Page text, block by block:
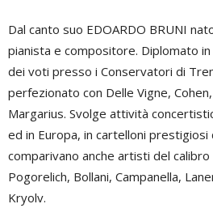
Dal canto suo EDOARDO BRUNI
pianista e compositore. Diplomato
dei voti presso i Conservatori di
perfezionato con Delle Vigne,
Margarius. Svolge attività
ed in Europa, in cartelloni prestigiosi
comparivano anche artisti del calibro
Pogorelich, Bollani, Campanella,
Kryolv.